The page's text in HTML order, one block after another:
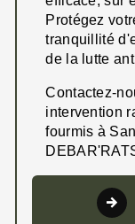
Protégez
tranquillité
de la lutte
Contactez-
intervention
fourmis à